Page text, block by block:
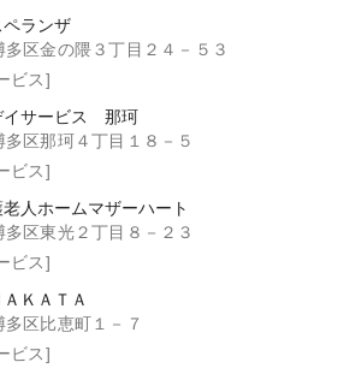
ランザ
区金の隈３丁目２４－５３
ビス]
イサービス 那珂
区那珂４丁目１８－５
ビス]
人ホームマザーハート
区東光２丁目８－２３
ビス]
ＫＡＴＡ
区比恵町１－７
ビス]